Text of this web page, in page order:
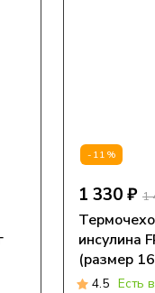
-11%
1 330 ₽ 1
инсулина
(размер
4.5 Есть